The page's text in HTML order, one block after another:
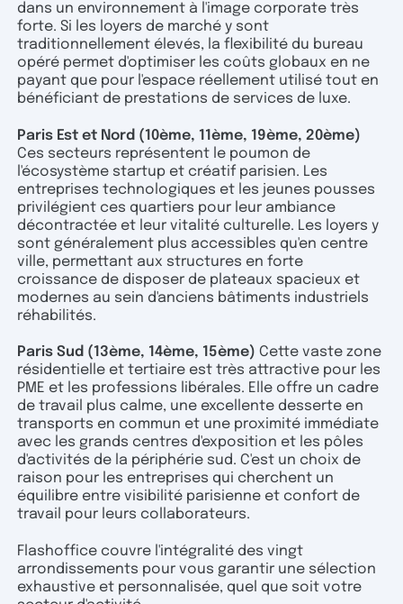
dans un environnement à l'image corporate très
forte. Si les loyers de marché y sont
traditionnellement élevés, la flexibilité du bureau
opéré permet d'optimiser les coûts globaux en ne
payant que pour l'espace réellement utilisé tout en
bénéficiant de prestations de services de luxe.
Paris Est et Nord (10ème, 11ème, 19ème, 20ème)
Ces secteurs représentent le poumon de
l'écosystème startup et créatif parisien. Les
entreprises technologiques et les jeunes pousses
privilégient ces quartiers pour leur ambiance
décontractée et leur vitalité culturelle. Les loyers y
sont généralement plus accessibles qu'en centre
ville, permettant aux structures en forte
croissance de disposer de plateaux spacieux et
modernes au sein d'anciens bâtiments industriels
réhabilités.
Paris Sud (13ème, 14ème, 15ème) Cette vaste zone
résidentielle et tertiaire est très attractive pour les
PME et les professions libérales. Elle offre un cadre
de travail plus calme, une excellente desserte en
transports en commun et une proximité immédiate
avec les grands centres d'exposition et les pôles
d'activités de la périphérie sud. C'est un choix de
raison pour les entreprises qui cherchent un
équilibre entre visibilité parisienne et confort de
travail pour leurs collaborateurs.
Flashoffice couvre l'intégralité des vingt
arrondissements pour vous garantir une sélection
exhaustive et personnalisée, quel que soit votre